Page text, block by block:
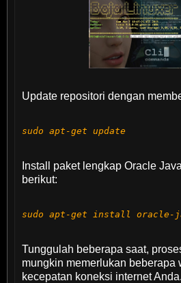
Update repositori dengan
sudo apt-get update
Install paket lengkap Oracle
berikut:
sudo apt-get install oracle-
Tunggulah beberapa saat,
mungkin memerlukan beberapa
kecepatan koneksi internet Anda.